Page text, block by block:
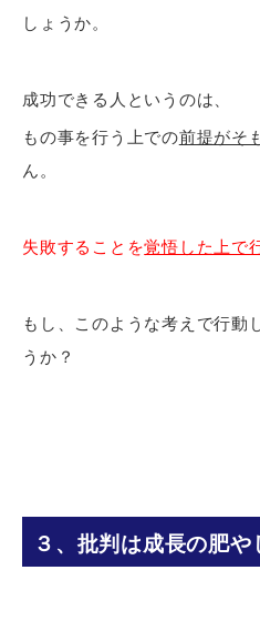
しょうか。
成功できる人というのは、
もの事を行う上での前提がそ
ん。
失敗することを覚悟した上で
もし、このような考えで行動
うか？
３、批判は成長の肥や